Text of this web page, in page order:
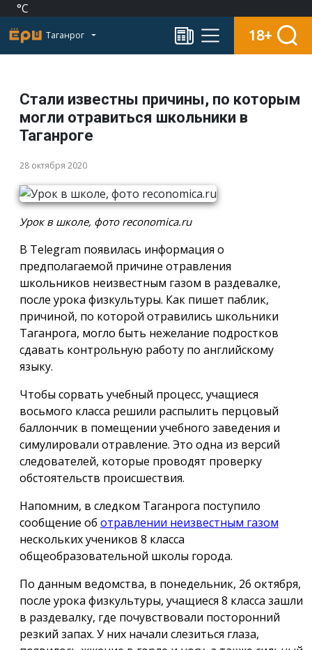
°C
Таганрог 18+
Стали известны причины, по которым
могли отравиться школьники в
Таганроге
28 октября 2020
Урок в школе, фото reconomica.ru
В Теlegram появилась информация о
предполагаемой причине отравления
школьников неизвестным газом в раздевалке,
после урока физкультуры. Как пишет паблик,
причиной, по которой отравились школьники
Таганрога, могло быть нежелание подростков
сдавать контрольную работу по английскому
языку.
Чтобы сорвать учебный процесс, учащиеся
восьмого класса решили распылить перцовый
баллончик в помещении учебного заведения и
симулировали отравление. Это одна из версий
следователей, которые проводят проверку
обстоятельств происшествия.
Напомним, в следком Таганрога поступило
сообщение об отравлении неизвестным газом
нескольких учеников 8 класса
общеобразовательной школы города.
По данным ведомства, в понедельник, 26 октября,
после урока физкультуры, учащиеся 8 класса зашли
в раздевалку, где почувствовали посторонний
резкий запах. У них начали слезиться глаза,